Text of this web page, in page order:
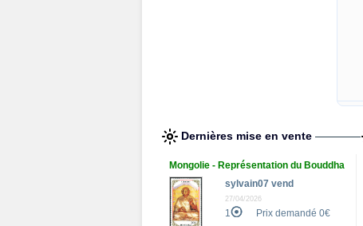
Dernières mise en vente
Mongolie - Représentation du Bouddha
sylvain07 vend
27/04/2026
1 Prix demandé 0€